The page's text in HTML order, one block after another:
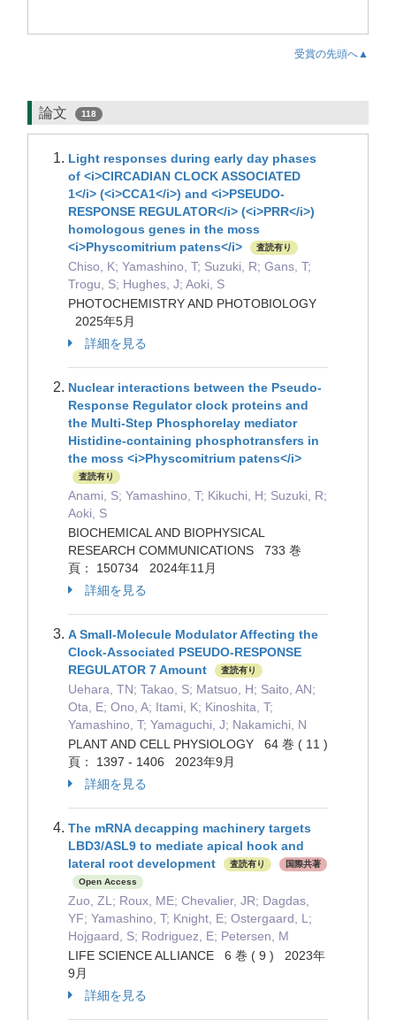
受賞の先頭へ▲
論文 118
Light responses during early day phases
of <i>CIRCADIAN CLOCK ASSOCIATED
1</i> (<i>CCA1</i>) and <i>PSEUDO-
RESPONSE REGULATOR</i> (<i>PRR</i>)
homologous genes in the moss
<i>Physcomitrium patens</i>
査読有り
Chiso, K; Yamashino, T; Suzuki, R; Gans, T;
Trogu, S; Hughes, J; Aoki, S
PHOTOCHEMISTRY AND PHOTOBIOLOGY
2025年5月
詳細を見る
Nuclear interactions between the Pseudo-
Response Regulator clock proteins and
the Multi-Step Phosphorelay mediator
Histidine-containing phosphotransfers in
the moss <i>Physcomitrium patens</i>
査読有り
Anami, S; Yamashino, T; Kikuchi, H; Suzuki, R;
Aoki, S
BIOCHEMICAL AND BIOPHYSICAL
RESEARCH COMMUNICATIONS 733 巻
頁： 150734 2024年11月
詳細を見る
A Small-Molecule Modulator Affecting the
Clock-Associated PSEUDO-RESPONSE
REGULATOR 7 Amount
査読有り
Uehara, TN; Takao, S; Matsuo, H; Saito, AN;
Ota, E; Ono, A; Itami, K; Kinoshita, T;
Yamashino, T; Yamaguchi, J; Nakamichi, N
PLANT AND CELL PHYSIOLOGY 64 巻 ( 11 )
頁： 1397 - 1406 2023年9月
詳細を見る
The mRNA decapping machinery targets
LBD3/ASL9 to mediate apical hook and
lateral root development
査読有り
国際共著
Open Access
Zuo, ZL; Roux, ME; Chevalier, JR; Dagdas,
YF; Yamashino, T; Knight, E; Ostergaard, L;
Hojgaard, S; Rodriguez, E; Petersen, M
LIFE SCIENCE ALLIANCE 6 巻 ( 9 ) 2023年
9月
詳細を見る